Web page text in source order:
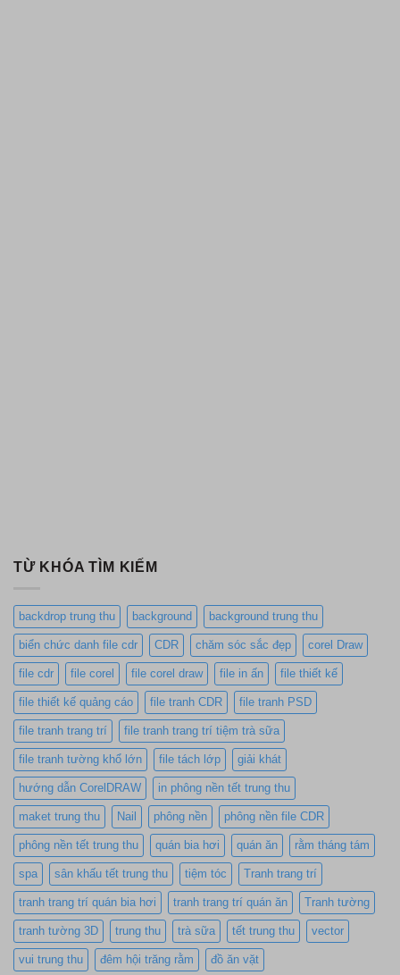
TỪ KHÓA TÌM KIẾM
backdrop trung thu background background trung thu
biển chức danh file cdr CDR chăm sóc sắc đẹp corel Draw
file cdr file corel file corel draw file in ấn file thiết kế
file thiết kế quảng cáo file tranh CDR file tranh PSD
file tranh trang trí file tranh trang trí tiệm trà sữa
file tranh tường khổ lớn file tách lớp giải khát
hướng dẫn CorelDRAW in phông nền tết trung thu
maket trung thu Nail phông nền phông nền file CDR
phông nền tết trung thu quán bia hơi quán ăn rằm tháng tám
spa sân khấu tết trung thu tiệm tóc Tranh trang trí
tranh trang trí quán bia hơi tranh trang trí quán ăn Tranh tường
tranh tường 3D trung thu trà sữa tết trung thu vector
vui trung thu đêm hội trăng rằm đồ ăn vặt